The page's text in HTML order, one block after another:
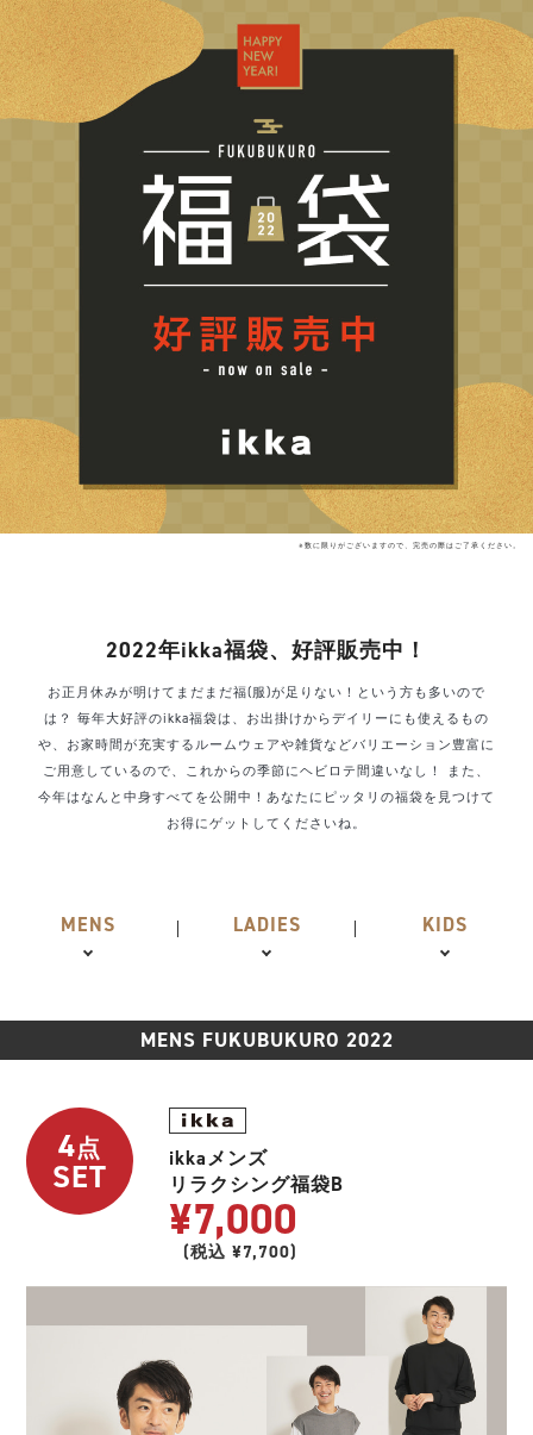
※数に限りがございますので、完売の際はご了承ください。
2022年ikka福袋、好評販売中！
お正月休みが明けてまだまだ福(服)が足りない！という方も多いので
は？ 毎年大好評のikka福袋は、お出掛けからデイリーにも使えるもの
や、お家時間が充実するルームウェアや雑貨などバリエーション豊富に
ご用意しているので、これからの季節にヘビロテ間違いなし！
また、
今年はなんと中身すべてを公開中！あなたにピッタリの福袋を見つけて
お得にゲットしてくださいね。
MENS LADIES KIDS
MENS FUKUBUKURO 2022
4点
SET
ikkaメンズ
リラクシング福袋B
¥7,000
(税込 ¥7,700)